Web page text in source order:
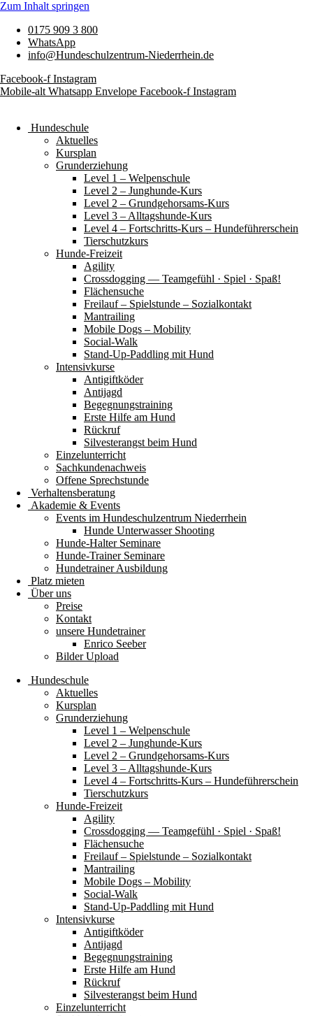
Zum Inhalt springen
0175 909 3 800
WhatsApp
info@Hundeschulzentrum-Niederrhein.de
Facebook-f Instagram
Mobile-alt Whatsapp Envelope Facebook-f Instagram
Hundeschule
Aktuelles
Kursplan
Grunderziehung
Level 1 – Welpenschule
Level 2 – Junghunde-Kurs
Level 2 – Grundgehorsams-Kurs
Level 3 – Alltagshunde-Kurs
Level 4 – Fortschritts-Kurs – Hundeführerschein
Tierschutzkurs
Hunde-Freizeit
Agility
Crossdogging — Teamgefühl · Spiel · Spaß!
Flächensuche
Freilauf – Spielstunde – Sozialkontakt
Mantrailing
Mobile Dogs – Mobility
Social-Walk
Stand-Up-Paddling mit Hund
Intensivkurse
Antigiftköder
Antijagd
Begegnungstraining
Erste Hilfe am Hund
Rückruf
Silvesterangst beim Hund
Einzelunterricht
Sachkundenachweis
Offene Sprechstunde
Verhaltensberatung
Akademie & Events
Events im Hundeschulzentrum Niederrhein
Hunde Unterwasser Shooting
Hunde-Halter Seminare
Hunde-Trainer Seminare
Hundetrainer Ausbildung
Platz mieten
Über uns
Preise
Kontakt
unsere Hundetrainer
Enrico Seeber
Bilder Upload
Hundeschule
Aktuelles
Kursplan
Grunderziehung
Level 1 – Welpenschule
Level 2 – Junghunde-Kurs
Level 2 – Grundgehorsams-Kurs
Level 3 – Alltagshunde-Kurs
Level 4 – Fortschritts-Kurs – Hundeführerschein
Tierschutzkurs
Hunde-Freizeit
Agility
Crossdogging — Teamgefühl · Spiel · Spaß!
Flächensuche
Freilauf – Spielstunde – Sozialkontakt
Mantrailing
Mobile Dogs – Mobility
Social-Walk
Stand-Up-Paddling mit Hund
Intensivkurse
Antigiftköder
Antijagd
Begegnungstraining
Erste Hilfe am Hund
Rückruf
Silvesterangst beim Hund
Einzelunterricht